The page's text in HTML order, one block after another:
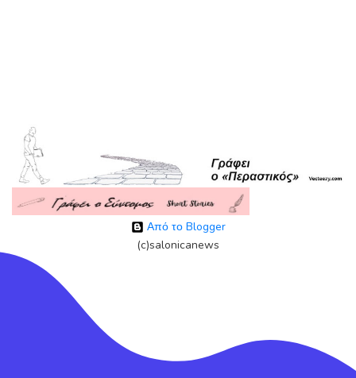
Από το Blogger
(c)salonicanews